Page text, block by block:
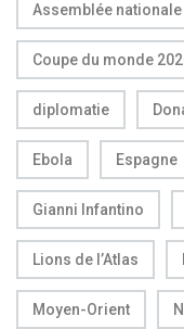
Assemblée nationale
Coupe du monde
diplomatie
Ebola Espagne
Gianni Infantino
Lions de l’Atlas
Moyen-Orient